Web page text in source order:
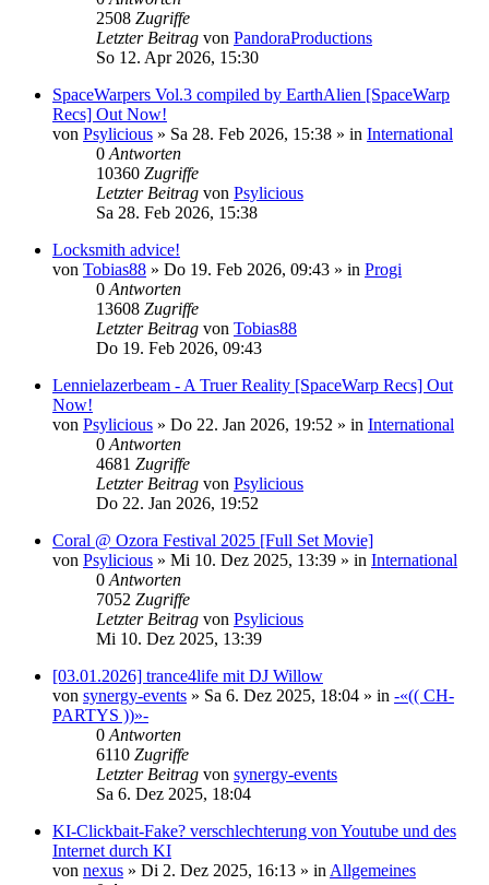
2508 Zugriffe
Letzter Beitrag von PandoraProductions
So 12. Apr 2026, 15:30
SpaceWarpers Vol.3 compiled by EarthAlien [SpaceWarp
Recs] Out Now!
von Psylicious » Sa 28. Feb 2026, 15:38 » in International
0 Antworten
10360 Zugriffe
Letzter Beitrag von Psylicious
Sa 28. Feb 2026, 15:38
Locksmith advice!
von Tobias88 » Do 19. Feb 2026, 09:43 » in Progi
0 Antworten
13608 Zugriffe
Letzter Beitrag von Tobias88
Do 19. Feb 2026, 09:43
Lennielazerbeam - A Truer Reality [SpaceWarp Recs] Out
Now!
von Psylicious » Do 22. Jan 2026, 19:52 » in International
0 Antworten
4681 Zugriffe
Letzter Beitrag von Psylicious
Do 22. Jan 2026, 19:52
Coral @ Ozora Festival 2025 [Full Set Movie]
von Psylicious » Mi 10. Dez 2025, 13:39 » in International
0 Antworten
7052 Zugriffe
Letzter Beitrag von Psylicious
Mi 10. Dez 2025, 13:39
[03.01.2026] trance4life mit DJ Willow
von synergy-events » Sa 6. Dez 2025, 18:04 » in -«(( CH-
PARTYS ))»-
0 Antworten
6110 Zugriffe
Letzter Beitrag von synergy-events
Sa 6. Dez 2025, 18:04
KI-Clickbait-Fake? verschlechterung von Youtube und des
Internet durch KI
von nexus » Di 2. Dez 2025, 16:13 » in Allgemeines